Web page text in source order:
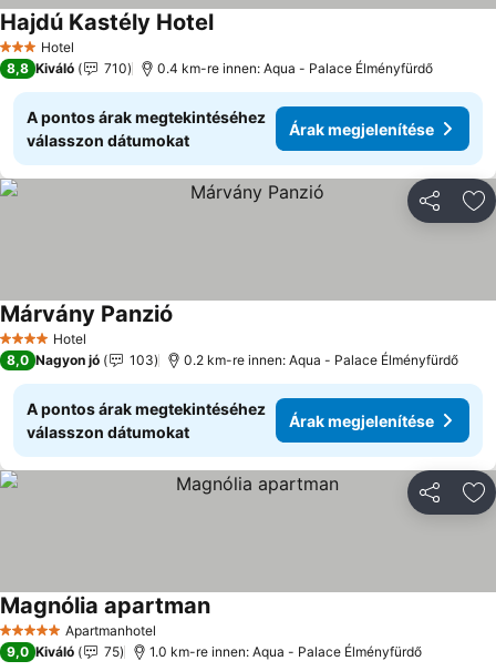
3 Kategória
Hotel
Hajdú Kastély HotelÁrak megjelenítése
8,8 Kiváló 710 0.4 km-re innen: Aqua - Palace Élményfürdő
A pontos árak megtekintéséhez
válasszon dátumokat
Árak megjelenítése
4 KategóriaHotel
Márvány Panzió
8,0 Nagyon jó 103 0.2 km-re innen: Aqua - Palace Élményfürdő
A pontos árak megtekintéséhez
válasszon dátumokat
Árak megjelenítése
5 KategóriaApartmanhotel
Magnólia apartmanÁrak megjelenítése
9,0 Kiváló 75 1.0 km-re innen: Aqua - Palace Élményfürdő